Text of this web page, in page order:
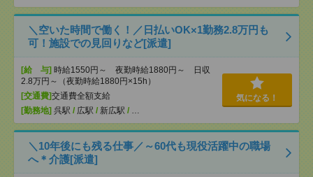
＼空いた時間で働く！／日払いOK×1勤務2.8万円も
可！施設での見回りなど[派遣]
[給 与] 時給1550円～ 夜勤時給1880円～ 日収
2.8万円～（夜勤時給1880円×15h）
[交通費]交通費全額支給
[勤務地] 呉駅 / 広駅 / 新広駅 / …
気になる！
＼10年後にも残る仕事／～60代も現役活躍中の職場
へ＊介護[派遣]